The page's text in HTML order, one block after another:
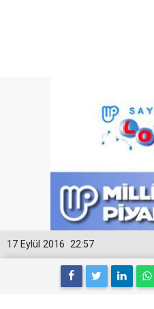
22:57
17 Eylül 2016